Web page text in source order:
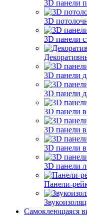
3D панели
3D
3D панели
3D панели
3D панели
3D панели
3D панели
3D панели
3D панели
Панели-
Самоклеющаяся